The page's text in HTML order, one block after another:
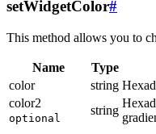
setWidgetColor#
This method allows you to
Name Type
color
string
color2
optional
string